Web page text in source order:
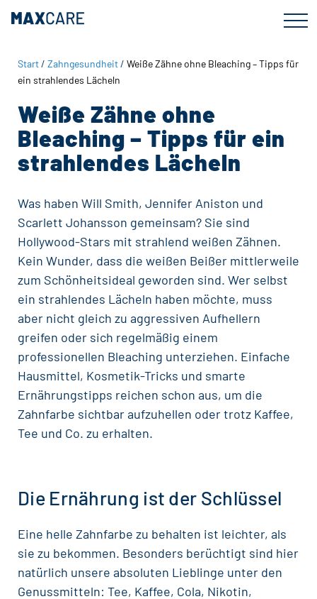
Zum
Inhalt
Zur
Fußzeile
Start/ Zahngesundheit/ Weiße Zähne ohne Bleaching – Tipps für
ein strahlendes Lächeln
Weiße Zähne ohne
Bleaching – Tipps für ein
strahlendes Lächeln
Was haben Will Smith, Jennifer Aniston und
Scarlett Johansson gemeinsam? Sie sind
Hollywood-Stars mit strahlend weißen Zähnen.
Kein Wunder, dass die weißen Beißer mittlerweile
zum Schönheitsideal geworden sind. Wer selbst
ein strahlendes Lächeln haben möchte, muss
aber nicht gleich zu aggressiven Aufhellern
greifen oder sich regelmäßig einem
professionellen Bleaching unterziehen. Einfache
Hausmittel, Kosmetik-Tricks und smarte
Ernährungstipps reichen schon aus, um die
Zahnfarbe sichtbar aufzuhellen oder trotz Kaffee,
Tee und Co. zu erhalten.
Die Ernährung ist der Schlüssel
Eine helle Zahnfarbe zu behalten ist leichter, als
sie zu bekommen. Besonders berüchtigt sind hier
natürlich unsere absoluten Lieblinge unter den
Genussmitteln: Tee, Kaffee, Cola, Nikotin,